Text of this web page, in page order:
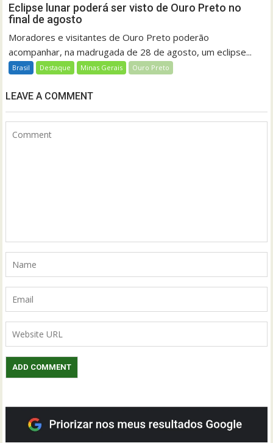
Eclipse lunar poderá ser visto de Ouro Preto no
final de agosto
Moradores e visitantes de Ouro Preto poderão
acompanhar, na madrugada de 28 de agosto, um eclipse...
Brasil Destaque Minas Gerais Ouro Preto
LEAVE A COMMENT